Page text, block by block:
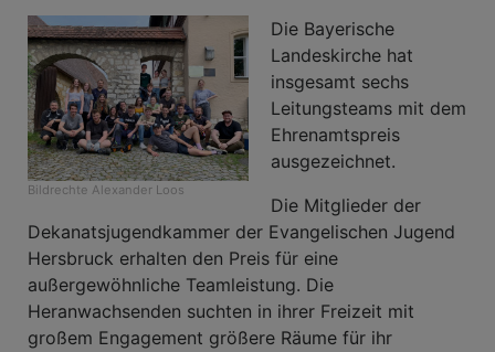
Bildrechte Alexander Loos
Die Bayerische
Landeskirche hat
insgesamt sechs
Leitungsteams mit dem
Ehrenamtspreis
ausgezeichnet.
Die Mitglieder der
Dekanatsjugendkammer der Evangelischen Jugend
Hersbruck erhalten den Preis für eine
außergewöhnliche Teamleistung. Die
Heranwachsenden suchten in ihrer Freizeit mit
großem Engagement größere Räume für ihr